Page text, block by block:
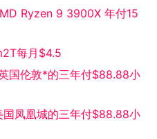
Ryzen 9 3900X 年付15
每月$4.5
国伦敦*的三年付$88.88小
凤凰城的三年付$88.88小